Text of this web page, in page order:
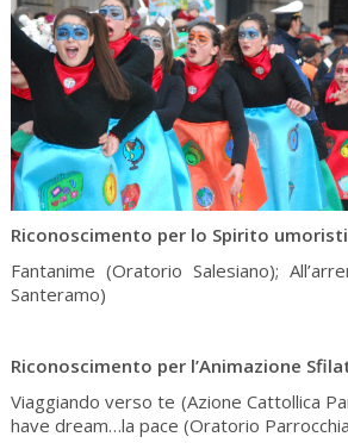
Riconoscimento per lo Spirito
Fantanime (Oratorio Salesiano);
Santeramo)
Riconoscimento per l’Animazione
Viaggiando verso te (Azione Cattollica
have dream…la pace (Oratorio